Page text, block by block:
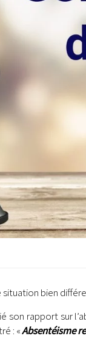
situation bien
son rapport sur
: «Absentéisme